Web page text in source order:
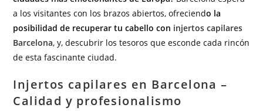
a los visitantes con los brazos abiertos, ofreciendo la
posibilidad de recuperar tu cabello con injertos capilares
Barcelona, y, descubrir los tesoros que esconde cada rincón
de esta fascinante ciudad.
Injertos capilares en Barcelona –
Calidad y profesionalismo